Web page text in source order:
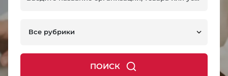
Все рубрики
ПОИСК